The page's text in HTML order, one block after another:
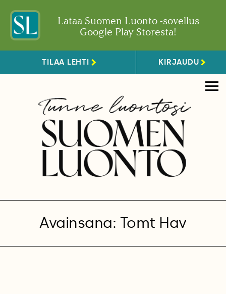
Lataa Suomen Luonto -sovellus
Google Play Storesta!
TILAA LEHTI KIRJAUDU
Avainsana: Tomt Hav